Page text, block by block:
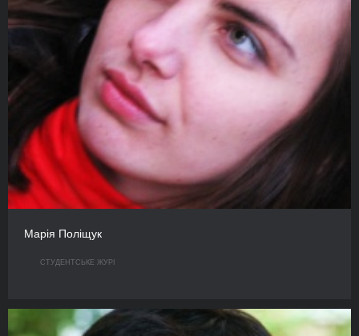
Марія Поліщук
СТУДЕНТСЬКЕ ЖУРІ